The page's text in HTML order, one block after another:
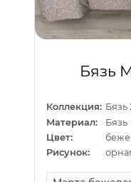
Бязь
Коллекция: Бязь
Материал:
Бязь
Цвет:
Рисунок: